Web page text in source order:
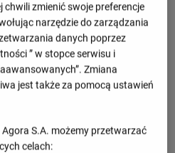
zmienić swoje preferencje
narzędzie do zarządzania
danych poprzez
” w stopce serwisu i
Zmiana
jest także za pomocą ustawień
S.A. możemy przetwarzać
celach: